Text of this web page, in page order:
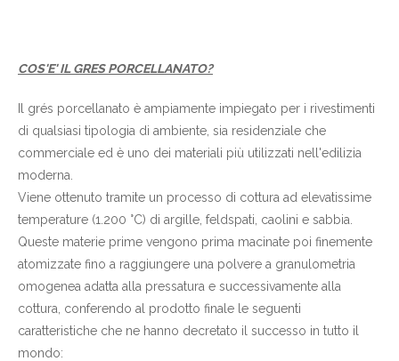
COS'E' IL GRES PORCELLANATO?
Il grés porcellanato è ampiamente impiegato per i rivestimenti
di qualsiasi tipologia di ambiente, sia residenziale che
commerciale ed è uno dei materiali più utilizzati nell'edilizia
moderna.
Viene ottenuto tramite un processo di cottura ad elevatissime
temperature (1.200 °C) di argille, feldspati, caolini e sabbia.
Queste materie prime vengono prima macinate poi finemente
atomizzate fino a raggiungere una polvere a granulometria
omogenea adatta alla pressatura e successivamente alla
cottura, conferendo al prodotto finale le seguenti
caratteristiche che ne hanno decretato il successo in tutto il
mondo: